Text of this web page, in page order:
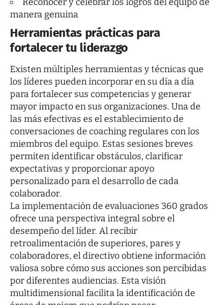
manera genuina
Herramientas prácticas para
fortalecer tu liderazgo
Existen múltiples herramientas y técnicas que
los líderes pueden incorporar en su día a día
para fortalecer sus competencias y generar
mayor impacto en sus organizaciones. Una de
las más efectivas es el establecimiento de
conversaciones de coaching regulares con los
miembros del equipo. Estas sesiones breves
permiten identificar obstáculos, clarificar
expectativas y proporcionar apoyo
personalizado para el desarrollo de cada
colaborador.
La implementación de evaluaciones 360 grados
ofrece una perspectiva integral sobre el
desempeño del líder. Al recibir
retroalimentación de superiores, pares y
colaboradores, el directivo obtiene información
valiosa sobre cómo sus acciones son percibidas
por diferentes audiencias. Esta visión
multidimensional facilita la identificación de